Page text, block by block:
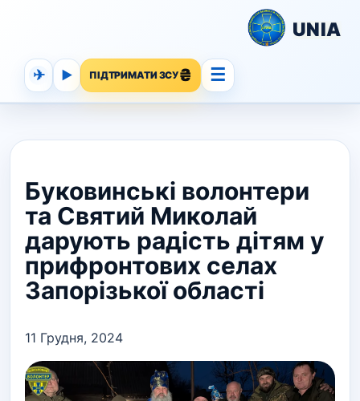
UNIA
✈ ▶ ПІДТРИМАТИ ЗСУ ☰
Буковинські волонтери
та Святий Миколай
дарують радість дітям у
прифронтових селах
Запорізької області
11 Грудня, 2024